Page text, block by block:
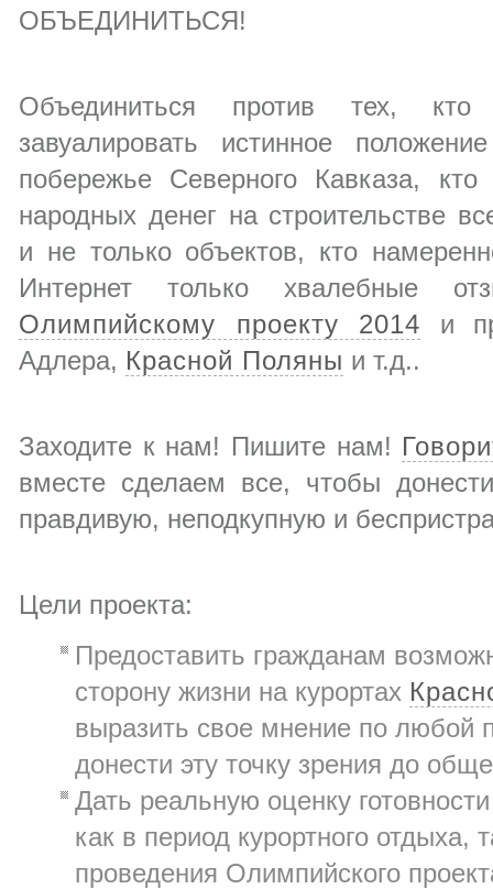
ОБЪЕДИНИТЬСЯ!
Объединиться против тех, кто
завуалировать истинное
побережье Северного Кавказа,
народных денег на строительстве
и не только объектов, кто
Интернет только хвалебные
Олимпийскому проекту 2014 и
Адлера, Красной Поляны и т.д..
Заходите к нам! Пишите нам!
вместе сделаем все, чтобы
правдивую, неподкупную и
Цели проекта:
Предоставить гражданам
сторону жизни на курортах
выразить свое мнение по любой
донести эту точку зрения до
Дать реальную оценку
как в период курортного отдыха,
проведения Олимпийского